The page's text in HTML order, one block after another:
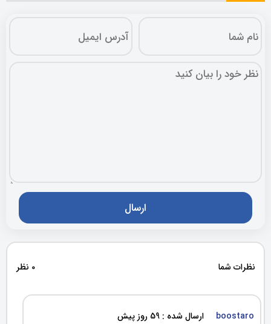
نظرات شما 0 نظر
boostaro ارسال شده : 59 روز پیش